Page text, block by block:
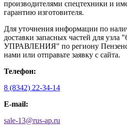
производителями спецтехники и
гарантию изготовителя.
Для уточнения информации по
доставки запасных частей для
УПРАВЛЕНИЯ" по региону
нами или отправьте заявку с сайта.
Телефон:
8 (8342) 22-34-14
E-mail:
sale-13@rus-ap.ru